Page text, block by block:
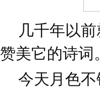
几千年以前
赞美它的诗词
今天月色不